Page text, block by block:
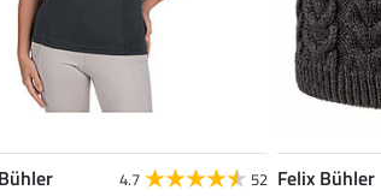
4.7 52 Felix Bühler